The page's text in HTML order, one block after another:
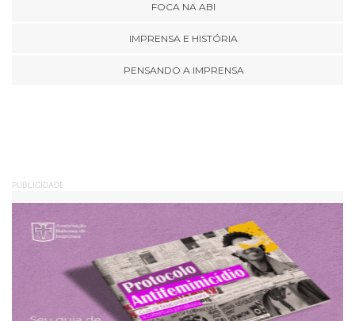
FOCA NA ABI
IMPRENSA E HISTÓRIA
PENSANDO A IMPRENSA
PUBLICIDADE